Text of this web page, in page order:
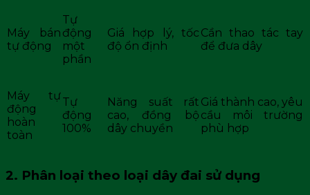
Máy bán
tự động
Tự
động
một
phần
Giá hợp lý, tốc
độ ổn định
Cần thao tác tay
để đưa dây
Máy tự
động
hoàn
toàn
Tự
động
100%
Năng suất rất
cao, đồng bộ
dây chuyền
Giá thành cao, yêu
cầu môi trường
phù hợp
2. Phân loại theo loại dây đai sử dụng